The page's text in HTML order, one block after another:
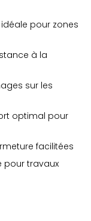
idéale pour zones
à la
sur les
optimal pour
facilitées
pour travaux